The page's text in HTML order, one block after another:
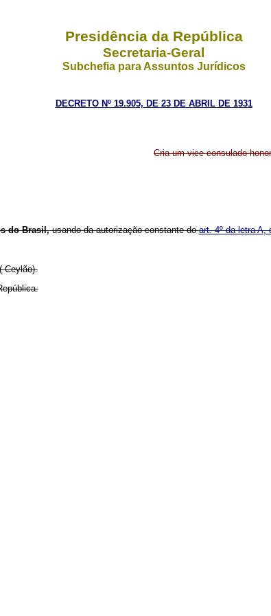
Presidência da República
Secretaria-Geral
Subchefia para Assuntos Jurídicos
DECRETO Nº 19.905, DE 23 DE ABRIL DE 1931
Cria um vice-consulado
do Brasil,usando da autorização constante doart. 4º da letra A,
Ceylão).